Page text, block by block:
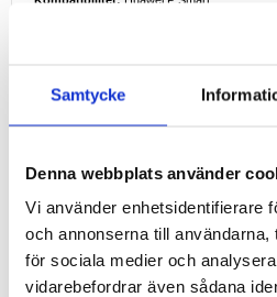
Samtycke
Denna webbplats använder
Vi använder enhetsidentifierare
och annonserna till användarna,
för sociala medier och
vidarebefordrar även sådana